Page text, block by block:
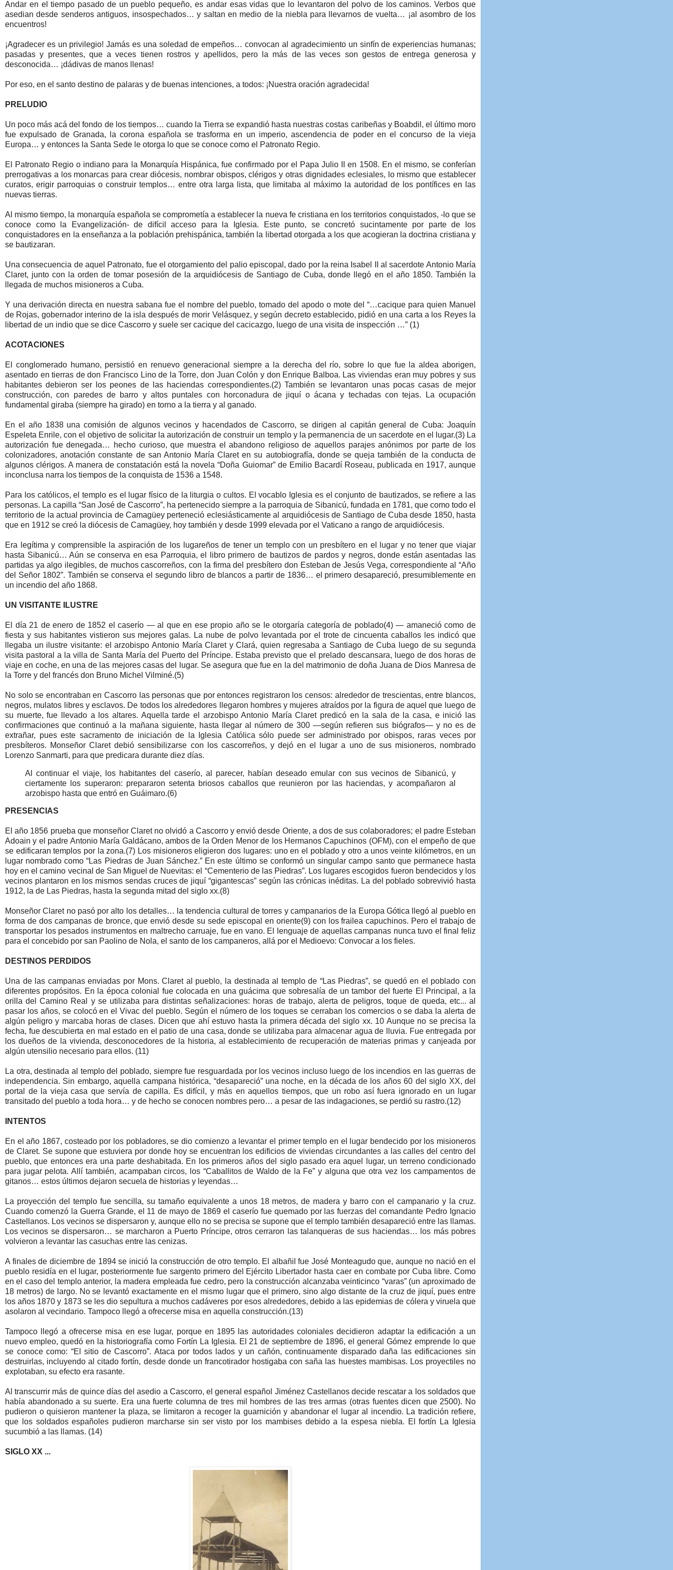
Andar en el tiempo pasado de un pueblo pequeño, es andar esas vidas que lo levantaron del polvo de los caminos. Verbos que
asedian desde senderos antiguos, insospechados… y saltan en medio de la niebla para llevarnos de vuelta… ¡al asombro de los
encuentros!
¡Agradecer es un privilegio! Jamás es una soledad de empeños… convocan al agradecimiento un sinfín de experiencias humanas;
pasadas y presentes, que a veces tienen rostros y apellidos, pero la más de las veces son gestos de entrega generosa y
desconocida… ¡dádivas de manos llenas!
Por eso, en el santo destino de palaras y de buenas intenciones, a todos: ¡Nuestra oración agradecida!
PRELUDIO
Un poco más acá del fondo de los tiempos… cuando la Tierra se expandió hasta nuestras costas caribeñas y Boabdil, el último moro
fue expulsado de Granada, la corona española se trasforma en un imperio, ascendencia de poder en el concurso de la vieja
Europa… y entonces la Santa Sede le otorga lo que se conoce como el Patronato Regio.
El Patronato Regio o indiano para la Monarquía Hispánica, fue confirmado por el Papa Julio II en 1508. En el mismo, se conferían
prerrogativas a los monarcas para crear diócesis, nombrar obispos, clérigos y otras dignidades eclesiales, lo mismo que establecer
curatos, erigir parroquias o construir templos… entre otra larga lista, que limitaba al máximo la autoridad de los pontífices en las
nuevas tierras.
Al mismo tiempo, la monarquía española se comprometía a establecer la nueva fe cristiana en los territorios conquistados, -lo que se
conoce como la Evangelización- de difícil acceso para la Iglesia. Este punto, se concretó sucintamente por parte de los
conquistadores en la enseñanza a la población prehispánica, también la libertad otorgada a los que acogieran la doctrina cristiana y
se bautizaran.
Una consecuencia de aquel Patronato, fue el otorgamiento del palio episcopal, dado por la reina Isabel II al sacerdote Antonio María
Claret, junto con la orden de tomar posesión de la arquidiócesis de Santiago de Cuba, donde llegó en el año 1850. También la
llegada de muchos misioneros a Cuba.
Y una derivación directa en nuestra sabana fue el nombre del pueblo, tomado del apodo o mote del “…cacique para quien Manuel
de Rojas, gobernador interino de la isla después de morir Velásquez, y según decreto establecido, pidió en una carta a los Reyes la
libertad de un indio que se dice Cascorro y suele ser cacique del cacicazgo, luego de una visita de inspección …” (1)
ACOTACIONES
El conglomerado humano, persistió en renuevo generacional siempre a la derecha del río, sobre lo que fue la aldea aborigen,
asentado en tierras de don Francisco Lino de la Torre, don Juan Colón y don Enrique Balboa. Las viviendas eran muy pobres y sus
habitantes debieron ser los peones de las haciendas correspondientes.(2) También se levantaron unas pocas casas de mejor
construcción, con paredes de barro y altos puntales con horconadura de jiquí o ácana y techadas con tejas. La ocupación
fundamental giraba (siempre ha girado) en torno a la tierra y al ganado.
En el año 1838 una comisión de algunos vecinos y hacendados de Cascorro, se dirigen al capitán general de Cuba: Joaquín
Espeleta Enrile, con el objetivo de solicitar la autorización de construir un templo y la permanencia de un sacerdote en el lugar.(3) La
autorización fue denegada… hecho curioso, que muestra el abandono religioso de aquellos parajes anónimos por parte de los
colonizadores, anotación constante de san Antonio María Claret en su autobiografía, donde se queja también de la conducta de
algunos clérigos. A manera de constatación está la novela “Doña Guiomar” de Emilio Bacardí Roseau, publicada en 1917, aunque
inconclusa narra los tiempos de la conquista de 1536 a 1548.
Para los católicos, el templo es el lugar físico de la liturgia o cultos. El vocablo Iglesia es el conjunto de bautizados, se refiere a las
personas. La capilla “San José de Cascorro”, ha pertenecido siempre a la parroquia de Sibanicú, fundada en 1781, que como todo el
territorio de la actual provincia de Camagüey perteneció eclesiásticamente al arquidiócesis de Santiago de Cuba desde 1850, hasta
que en 1912 se creó la diócesis de Camagüey, hoy también y desde 1999 elevada por el Vaticano a rango de arquidiócesis.
Era legítima y comprensible la aspiración de los lugareños de tener un templo con un presbítero en el lugar y no tener que viajar
hasta Sibanicú… Aún se conserva en esa Parroquia, el libro primero de bautizos de pardos y negros, donde están asentadas las
partidas ya algo ilegibles, de muchos cascorreños, con la firma del presbítero don Esteban de Jesús Vega, correspondiente al “Año
del Señor 1802”. También se conserva el segundo libro de blancos a partir de 1836… el primero desapareció, presumiblemente en
un incendio del año 1868.
UN VISITANTE ILUSTRE
El día 21 de enero de 1852 el caserío ― al que en ese propio año se le otorgaría categoría de poblado(4) ― amaneció como de
fiesta y sus habitantes vistieron sus mejores galas. La nube de polvo levantada por el trote de cincuenta caballos les indicó que
llegaba un ilustre visitante: el arzobispo Antonio María Claret y Clará, quien regresaba a Santiago de Cuba luego de su segunda
visita pastoral a la villa de Santa María del Puerto del Príncipe. Estaba previsto que el prelado descansara, luego de dos horas de
viaje en coche, en una de las mejores casas del lugar. Se asegura que fue en la del matrimonio de doña Juana de Dios Manresa de
la Torre y del francés don Bruno Michel Vilminé.(5)
No solo se encontraban en Cascorro las personas que por entonces registraron los censos: alrededor de trescientas, entre blancos,
negros, mulatos libres y esclavos. De todos los alrededores llegaron hombres y mujeres atraídos por la figura de aquel que luego de
su muerte, fue llevado a los altares. Aquella tarde el arzobispo Antonio María Claret predicó en la sala de la casa, e inició las
confirmaciones que continuó a la mañana siguiente, hasta llegar al número de 300 ―según refieren sus biógrafos― y no es de
extrañar, pues este sacramento de iniciación de la Iglesia Católica sólo puede ser administrado por obispos, raras veces por
presbíteros. Monseñor Claret debió sensibilizarse con los cascorreños, y dejó en el lugar a uno de sus misioneros, nombrado
Lorenzo Sanmarti, para que predicara durante diez días.
Al continuar el viaje, los habitantes del caserío, al parecer, habían deseado emular con sus vecinos de Sibanicú, y
ciertamente los superaron: prepararon setenta briosos caballos que reunieron por las haciendas, y acompañaron al
arzobispo hasta que entró en Guáimaro.(6)
PRESENCIAS
El año 1856 prueba que monseñor Claret no olvidó a Cascorro y envió desde Oriente, a dos de sus colaboradores; el padre Esteban
Adoain y el padre Antonio María Galdácano, ambos de la Orden Menor de los Hermanos Capuchinos (OFM), con el empeño de que
se edificaran templos por la zona.(7) Los misioneros eligieron dos lugares: uno en el poblado y otro a unos veinte kilómetros, en un
lugar nombrado como “Las Piedras de Juan Sánchez.” En este último se conformó un singular campo santo que permanece hasta
hoy en el camino vecinal de San Miguel de Nuevitas: el “Cementerio de las Piedras”. Los lugares escogidos fueron bendecidos y los
vecinos plantaron en los mismos sendas cruces de jiquí “gigantescas” según las crónicas inéditas. La del poblado sobrevivió hasta
1912, la de Las Piedras, hasta la segunda mitad del siglo xx.(8)
Monseñor Claret no pasó por alto los detalles… la tendencia cultural de torres y campanarios de la Europa Gótica llegó al pueblo en
forma de dos campanas de bronce, que envió desde su sede episcopal en oriente(9) con los frailea capuchinos. Pero el trabajo de
transportar los pesados instrumentos en maltrecho carruaje, fue en vano. El lenguaje de aquellas campanas nunca tuvo el final feliz
para el concebido por san Paolino de Nola, el santo de los campaneros, allá por el Medioevo: Convocar a los fieles.
DESTINOS PERDIDOS
Una de las campanas enviadas por Mons. Claret al pueblo, la destinada al templo de “Las Piedras”, se quedó en el poblado con
diferentes propósitos. En la época colonial fue colocada en una guácima que sobresalía de un tambor del fuerte El Principal, a la
orilla del Camino Real y se utilizaba para distintas señalizaciones: horas de trabajo, alerta de peligros, toque de queda, etc... al
pasar los años, se colocó en el Vivac del pueblo. Según el número de los toques se cerraban los comercios o se daba la alerta de
algún peligro y marcaba horas de clases. Dicen que ahí estuvo hasta la primera década del siglo xx. 10 Aunque no se precisa la
fecha, fue descubierta en mal estado en el patio de una casa, donde se utilizaba para almacenar agua de lluvia. Fue entregada por
los dueños de la vivienda, desconocedores de la historia, al establecimiento de recuperación de materias primas y canjeada por
algún utensilio necesario para ellos. (11)
La otra, destinada al templo del poblado, siempre fue resguardada por los vecinos incluso luego de los incendios en las guerras de
independencia. Sin embargo, aquella campana histórica, “desapareció” una noche, en la década de los años 60 del siglo XX, del
portal de la vieja casa que servía de capilla. Es difícil, y más en aquellos tiempos, que un robo así fuera ignorado en un lugar
transitado del pueblo a toda hora… y de hecho se conocen nombres pero… a pesar de las indagaciones, se perdió su rastro.(12)
INTENTOS
En el año 1867, costeado por los pobladores, se dio comienzo a levantar el primer templo en el lugar bendecido por los misioneros
de Claret. Se supone que estuviera por donde hoy se encuentran los edificios de viviendas circundantes a las calles del centro del
pueblo, que entonces era una parte deshabitada. En los primeros años del siglo pasado era aquel lugar, un terreno condicionado
para jugar pelota. Allí también, acampaban circos, los “Caballitos de Waldo de la Fe” y alguna que otra vez los campamentos de
gitanos… estos últimos dejaron secuela de historias y leyendas…
La proyección del templo fue sencilla, su tamaño equivalente a unos 18 metros, de madera y barro con el campanario y la cruz.
Cuando comenzó la Guerra Grande, el 11 de mayo de 1869 el caserío fue quemado por las fuerzas del comandante Pedro Ignacio
Castellanos. Los vecinos se dispersaron y, aunque ello no se precisa se supone que el templo también desapareció entre las llamas.
Los vecinos se dispersaron… se marcharon a Puerto Príncipe, otros cerraron las talanqueras de sus haciendas… los más pobres
volvieron a levantar las casuchas entre las cenizas.
A finales de diciembre de 1894 se inició la construcción de otro templo. El albañil fue José Monteagudo que, aunque no nació en el
pueblo residía en el lugar, posteriormente fue sargento primero del Ejército Libertador hasta caer en combate por Cuba libre. Como
en el caso del templo anterior, la madera empleada fue cedro, pero la construcción alcanzaba veinticinco “varas” (un aproximado de
18 metros) de largo. No se levantó exactamente en el mismo lugar que el primero, sino algo distante de la cruz de jiquí, pues entre
los años 1870 y 1873 se les dio sepultura a muchos cadáveres por esos alrededores, debido a las epidemias de cólera y viruela que
asolaron al vecindario. Tampoco llegó a ofrecerse misa en aquella construcción.(13)
Tampoco llegó a ofrecerse misa en ese lugar, porque en 1895 las autoridades coloniales decidieron adaptar la edificación a un
nuevo empleo, quedó en la historiografía como Fortín La Iglesia. El 21 de septiembre de 1896, el general Gómez emprende lo que
se conoce como: “El sitio de Cascorro”. Ataca por todos lados y un cañón, continuamente disparado daña las edificaciones sin
destruirlas, incluyendo al citado fortín, desde donde un francotirador hostigaba con saña las huestes mambisas. Los proyectiles no
explotaban, su efecto era rasante.
Al transcurrir más de quince días del asedio a Cascorro, el general español Jiménez Castellanos decide rescatar a los soldados que
había abandonado a su suerte. Era una fuerte columna de tres mil hombres de las tres armas (otras fuentes dicen que 2500). No
pudieron o quisieron mantener la plaza, se limitaron a recoger la guarnición y abandonar el lugar al incendio. La tradición refiere,
que los soldados españoles pudieron marcharse sin ser visto por los mambises debido a la espesa niebla. El fortín La Iglesia
sucumbió a las llamas. (14)
SIGLO XX ...